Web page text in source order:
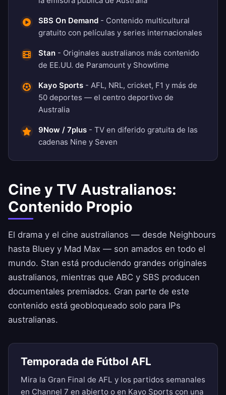
SBS On Demand - Contenido multicultural
gratuito con películas y series internacionales
Stan - Originales australianos más contenido
de EE.UU. de Paramount y Showtime
Kayo Sports - AFL, NRL, cricket, F1 y más de
50 deportes — el centro deportivo de
Australia
9Now / 7plus - TV en diferido gratuita de las
cadenas Nine y Seven
Cine y TV Australianos:
Contenido Propio
El drama y el cine australianos — desde Neighbours
hasta Bluey y Mad Max — son amados en todo el
mundo. Stan está produciendo grandes originales
australianos, mientras que ABC y SBS producen
documentales premiados. Gran parte de este
contenido está geobloqueado solo para IPs
australianas.
Temporada de Fútbol AFL
Mira la Gran Final de AFL y los partidos semanales
en Channel 7 en abierto o en Kayo Sports con una